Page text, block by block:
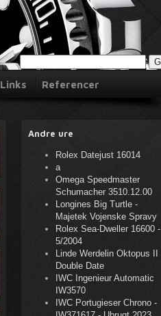
Links Referencer
Andre ure
Rolex Datejust 16014
a
Omega Speedmaster
Schumacher 3510.12.00
Longines Big Turtle -
Majetek Vojenske Spravy
Rolex Sea-Dweller 16600 -
5/2004
Linde Werdelin Oktopus II
Double Date
IWC Ingenieur Automatic
IW3570
IWC Portugieser Chrono -